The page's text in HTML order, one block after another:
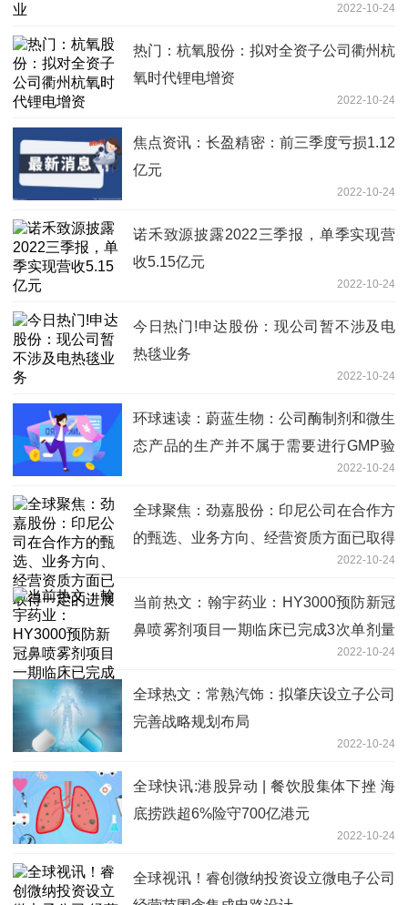
2022-10-24
热门：杭氧股份：拟对全资子公司衢州杭
氧时代锂电增资
2022-10-24
焦点资讯：长盈精密：前三季度亏损1.12
亿元
2022-10-24
诺禾致源披露2022三季报，单季实现营
收5.15亿元
2022-10-24
今日热门!申达股份：现公司暂不涉及电
热毯业务
2022-10-24
环球速读：蔚蓝生物：公司酶制剂和微生
态产品的生产并不属于需要进行GMP验
2022-10-24
全球聚焦：劲嘉股份：印尼公司在合作方
的甄选、业务方向、经营资质方面已取得
2022-10-24
当前热文：翰宇药业：HY3000预防新冠
鼻喷雾剂项目一期临床已完成3次单剂量
2022-10-24
全球热文：常熟汽饰：拟肇庆设立子公司
完善战略规划布局
2022-10-24
全球快讯:港股异动 | 餐饮股集体下挫 海
底捞跌超6%险守700亿港元
2022-10-24
全球视讯！睿创微纳投资设立微电子公司